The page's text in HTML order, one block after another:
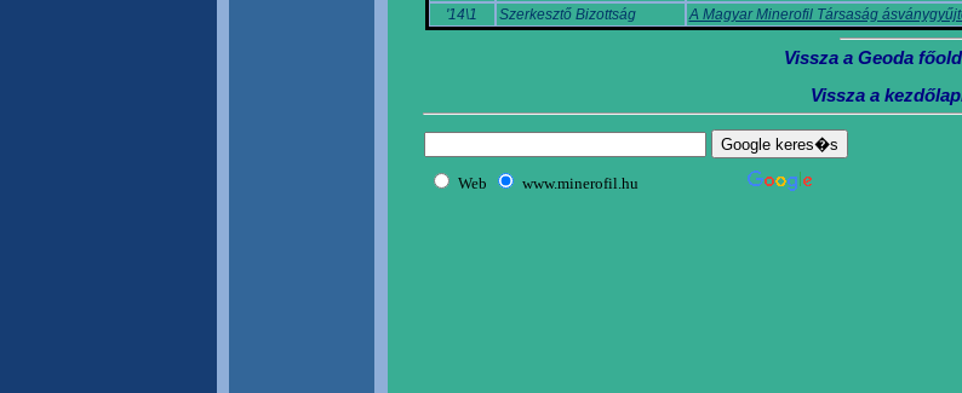
'14\1
Szerkesztő Bizottság A Magyar Minerofil Társaság
Vissza a Geoda
Vissza a